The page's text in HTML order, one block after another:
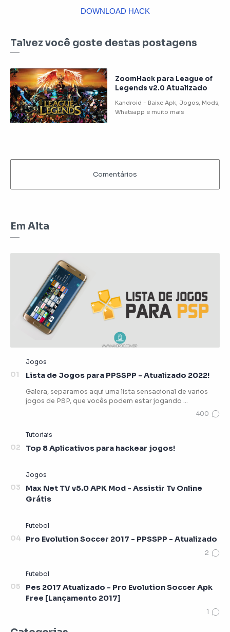
DOWNLOAD HACK
Talvez você goste destas postagens
ZoomHack para League of
Legends v2.0 Atualizado
Em Alta
Lista de Jogos para PPSSPP - Atualizado 2022!
Galera, separamos aqui uma lista sensacional de varios
jogos de PSP, que vocês podem estar jogando …
Top 8 Aplicativos para hackear jogos!
Max Net TV v5.0 APK Mod - Assistir Tv Online
Grátis
Pro Evolution Soccer 2017 - PPSSPP - Atualizado
Pes 2017 Atualizado - Pro Evolution Soccer Apk
Free [Lançamento 2017]